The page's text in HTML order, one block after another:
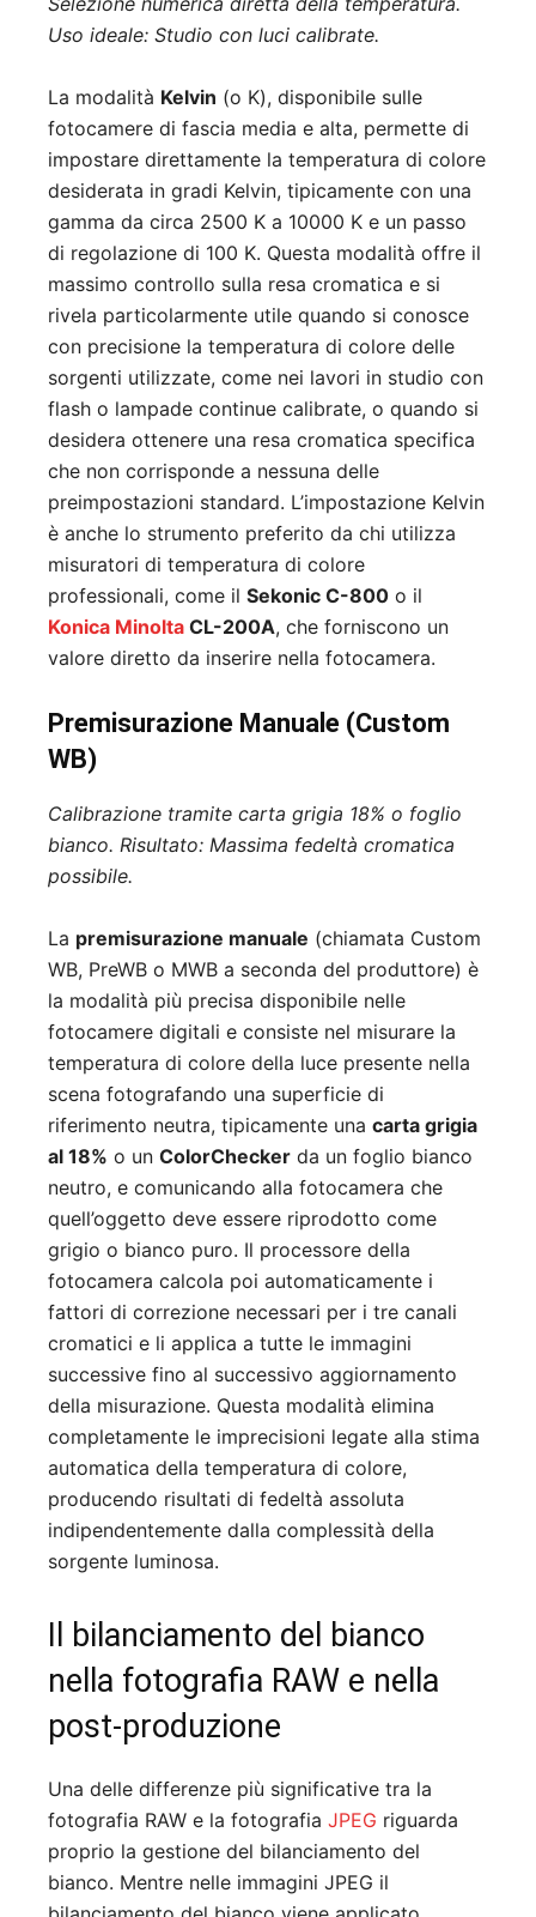
Uso ideale: Studio con luci calibrate.
La modalità Kelvin (o K), disponibile sulle
fotocamere di fascia media e alta, permette di
impostare direttamente la temperatura di colore
desiderata in gradi Kelvin, tipicamente con una
gamma da circa 2500 K a 10000 K e un passo
di regolazione di 100 K. Questa modalità offre il
massimo controllo sulla resa cromatica e si
rivela particolarmente utile quando si conosce
con precisione la temperatura di colore delle
sorgenti utilizzate, come nei lavori in studio con
flash o lampade continue calibrate, o quando si
desidera ottenere una resa cromatica specifica
che non corrisponde a nessuna delle
preimpostazioni standard. L’impostazione Kelvin
è anche lo strumento preferito da chi utilizza
misuratori di temperatura di colore
professionali, come il Sekonic C-800 o il
Konica Minolta CL-200A, che forniscono un
valore diretto da inserire nella fotocamera.
Premisurazione Manuale (Custom
WB)
Calibrazione tramite carta grigia 18% o foglio
bianco. Risultato: Massima fedeltà cromatica
possibile.
La premisurazione manuale (chiamata Custom
WB, PreWB o MWB a seconda del produttore) è
la modalità più precisa disponibile nelle
fotocamere digitali e consiste nel misurare la
temperatura di colore della luce presente nella
scena fotografando una superficie di
riferimento neutra, tipicamente una carta grigia
al 18% o un ColorChecker da un foglio bianco
neutro, e comunicando alla fotocamera che
quell’oggetto deve essere riprodotto come
grigio o bianco puro. Il processore della
fotocamera calcola poi automaticamente i
fattori di correzione necessari per i tre canali
cromatici e li applica a tutte le immagini
successive fino al successivo aggiornamento
della misurazione. Questa modalità elimina
completamente le imprecisioni legate alla stima
automatica della temperatura di colore,
producendo risultati di fedeltà assoluta
indipendentemente dalla complessità della
sorgente luminosa.
Il bilanciamento del bianco
nella fotografia RAW e nella
post-produzione
Una delle differenze più significative tra la
fotografia RAW e la fotografia JPEG riguarda
proprio la gestione del bilanciamento del
bianco. Mentre nelle immagini JPEG il